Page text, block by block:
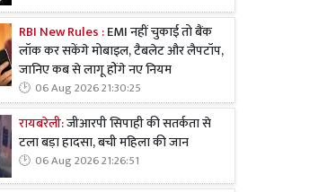
RBI New Rules :EMI नहीं चुकाई तो बैंक
लॉक कर सकेंगे मोबाइल, टैबलेट और लैपटॉप,
जानिए कब से लागू होंगे नए नियम
06 Aug 2026 21:30:25
रायबरेली:जीआरपी सिपाही की सतर्कता से
टला बड़ा हादसा, बची महिला की जान
06 Aug 2026 21:26:51